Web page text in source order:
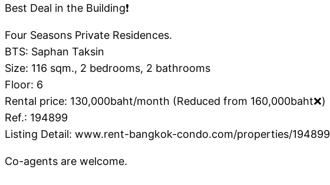
Best Deal in the Building❗️
Four Seasons Private Residences.
BTS: Saphan Taksin
Size: 116 sqm., 2 bedrooms, 2 bathrooms
Floor: 6
Rental price: 130,000baht/month (️Reduced from 160,000baht❌️)
Ref.: 194899
Listing Detail: www.rent-bangkok-condo.com/properties/194899
Co-agents are welcome.